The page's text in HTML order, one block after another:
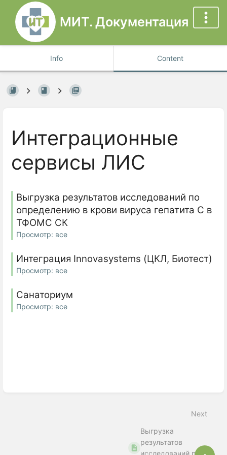
МИТ. Документация
Info Content
Интеграционные
сервисы ЛИС
Выгрузка результатов исследований по
определению в крови вируса гепатита С в
ТФОМС СК
Просмотр: все
Интеграция Innovasystems (ЦКЛ, Биотест)
Просмотр: все
Санаториум
Просмотр: все
Next
Выгрузка
результатов
исследований по